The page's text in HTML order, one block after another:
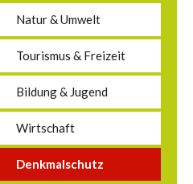
Natur & Umwelt
Tourismus & Freizeit
Bildung & Jugend
Wirtschaft
Denkmalschutz